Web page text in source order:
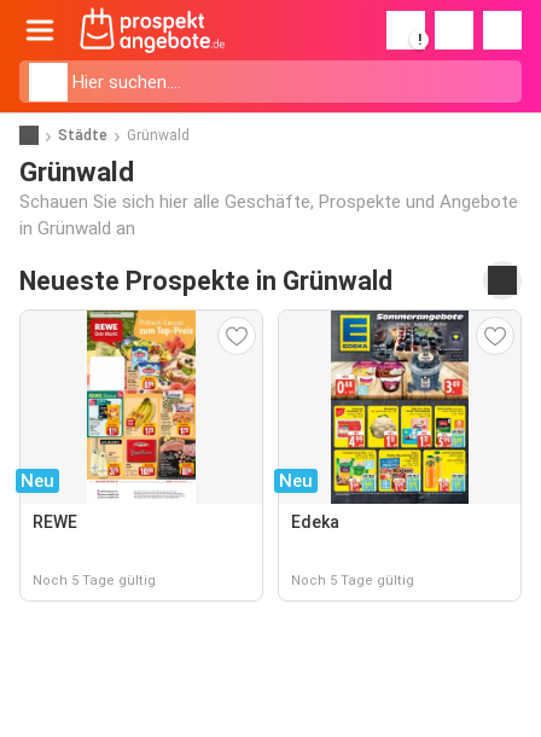
!
Städte Grünwald
Grünwald
Schauen Sie sich hier alle Geschäfte, Prospekte und Angebote
in Grünwald an
Neueste Prospekte in Grünwald
Neu
REWE
Noch 5 Tage gültig
Neu
Edeka
Noch 5 Tage gültig